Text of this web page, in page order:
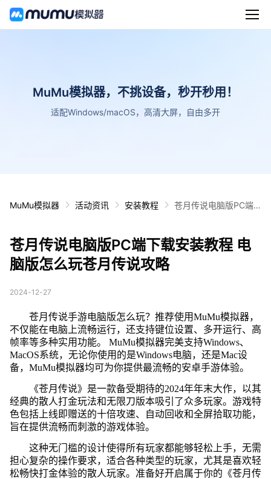
MuMu模拟器，不挑设备，秒开秒用！
适配Windows/macOS，高清大屏，自由多开
MuMu模拟器 活动资讯 安装教程
苍月传说电脑版PC端
苍月传说电脑版PC端下载安装教程 电
脑版怎么玩苍月传说攻略
2024-12-27
苍月传说手游电脑版怎么玩？推荐使用MuMu模拟器，
不仅能在电脑上流畅运行，还支持键位设置、多开运行、高
帧率等多种实用功能。 MuMu模拟器完美支持Windows、
MacOS系统，无论你使用的是Windows电脑，还是Mac设
备，MuMu模拟器均可为你提供最流畅的安卓手游体验。
《苍月传说》是一款备受期待的2024年年末大作，以其
经典的散人打金玩法和无限刀版本吸引了众多玩家。游戏特
色包括上线即赠送的十倍攻速、自动回收和全屏拾取功能，
旨在提供流畅而刺激的游戏体验。
这种无门槛的设计使得所有玩家都能够轻松上手，无需
担心复杂的操作要求，适合各种类型的玩家，尤其是喜欢轻
松畅快打金体验的散人玩家。准备好开启属于你的《苍月传